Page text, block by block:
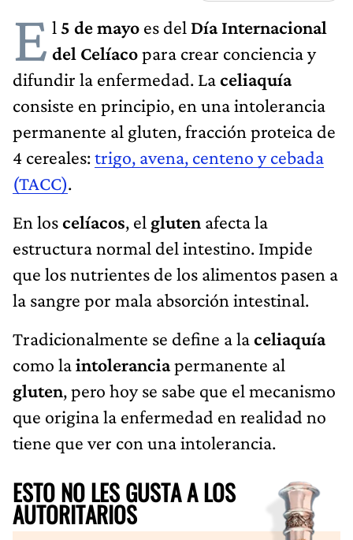
E l 5 de mayo es del Día Internacional
del Celíacopara crear conciencia y
difundir la enfermedad. Laceliaquía
consiste en principio, en una intolerancia
permanente al gluten, fracción proteica de
4 cereales:trigo, avena, centeno y cebada
(TACC).
En loscelíacos, el gluten afecta la
estructura normal del intestino. Impide
que los nutrientes de los alimentos pasen a
la sangre por mala absorción intestinal.
Tradicionalmente se define a laceliaquía
como laintoleranciapermanente al
gluten, pero hoy se sabe que el mecanismo
que origina la enfermedad en realidad no
tiene que ver con una intolerancia.
ESTO NO LES GUSTA A LOS
AUTORITARIOS